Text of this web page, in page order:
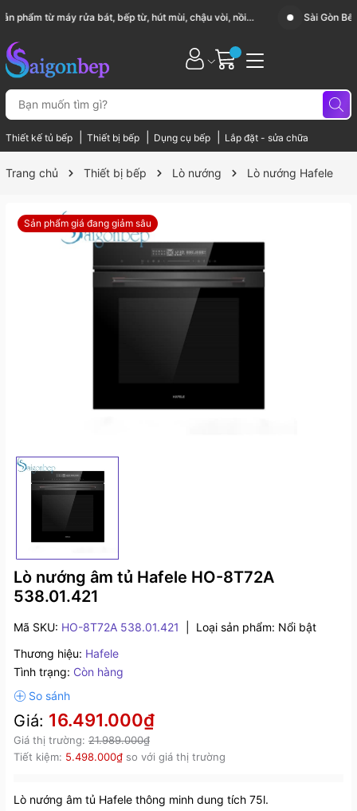
Sài Gòn Bếp chuyên thiết bị bếp, gia dụng bếp cao cấp
Thiết kế tủ bếp Thiết bị bếp Dụng cụ bếp Lắp đặt - sửa chữa
Trang chủ Thiết bị bếp Lò nướng Lò nướng Hafele
Sản phẩm giá đang giảm sâu
Lò nướng âm tủ Hafele HO-8T72A
538.01.421
Mã SKU: HO-8T72A 538.01.421 Loại sản phẩm: Nổi bật
Thương hiệu: Hafele
Tình trạng: Còn hàng
Giá: 16.491.000₫
Giá thị trường: 21.989.000₫
Tiết kiệm: 5.498.000₫ so với giá thị trường
Lò nướng âm tủ Hafele thông minh dung tích 75l.